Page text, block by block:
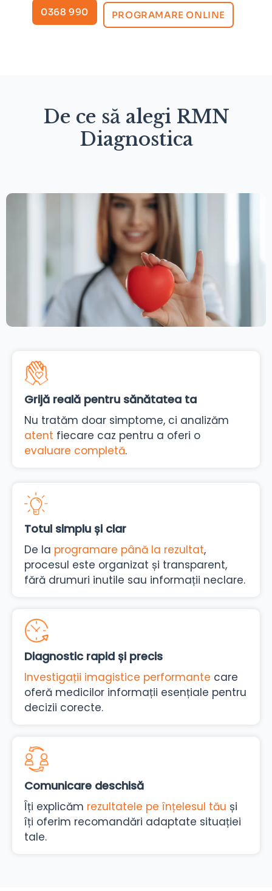
0368 990 PROGRAMARE ONLINE
De ce să alegi RMN
Diagnostica
Grijă reală pentru sănătatea ta
Nu tratăm doar simptome, ci analizăm
atent fiecare caz pentru a oferi o
evaluare completă.
Totul simplu și clar
De la programare până la rezultat,
procesul este organizat și transparent,
fără drumuri inutile sau informații neclare.
Diagnostic rapid și precis
Investigații imagistice performante care
oferă medicilor informații esențiale pentru
decizii corecte.
Comunicare deschisă
Îți explicăm rezultatele pe înțelesul tău și
îți oferim recomandări adaptate situației
tale.